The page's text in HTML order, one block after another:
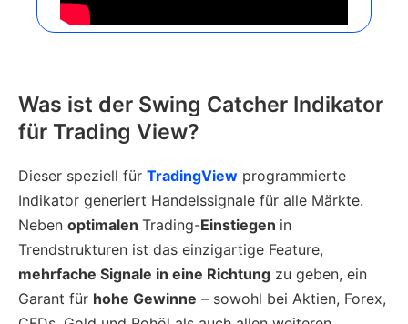
Was ist der Swing Catcher Indikator
für Trading View?
Dieser speziell für TradingView programmierte
Indikator generiert Handelssignale für alle Märkte.
Neben optimalen Trading-Einstiegen in
Trendstrukturen ist das einzigartige Feature,
mehrfache Signale in eine Richtung zu geben, ein
Garant für hohe Gewinne – sowohl bei Aktien, Forex,